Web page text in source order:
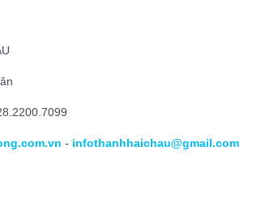
- infothanhhaichau@gmail.com